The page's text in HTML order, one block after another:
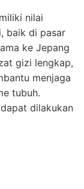
nilai
baik di pasar
ke Jepang
gizi lengkap,
menjaga
tubuh.
dilakukan